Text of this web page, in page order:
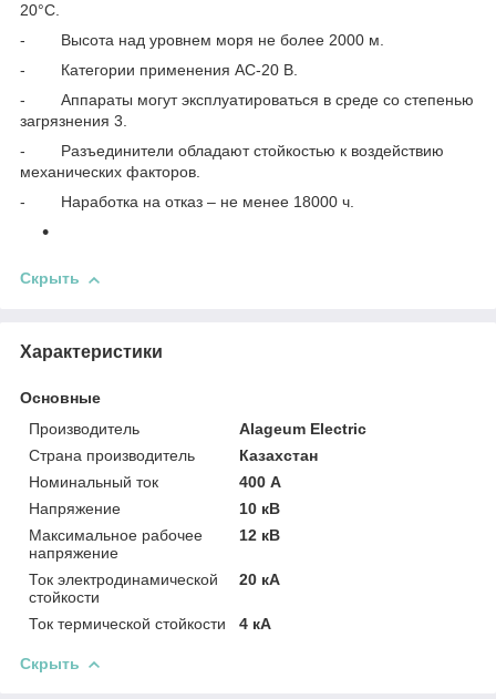
20°С.
- Высота над уровнем моря не более 2000 м.
- Категории применения АС-20 В.
- Аппараты могут эксплуатироваться в среде со степенью
загрязнения 3.
- Разъединители обладают стойкостью к воздействию
механических факторов.
- Наработка на отказ – не менее 18000 ч.
Скрыть
Характеристики
Основные
Производитель
Alageum Electric
Страна производитель
Казахстан
Номинальный ток
400 А
Напряжение
10 кВ
Максимальное рабочее
напряжение
12 кВ
Ток электродинамической
стойкости
20 кА
Ток термической стойкости 4 кА
Скрыть